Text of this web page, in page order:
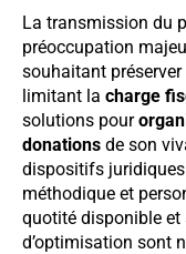
La transmission du
préoccupation
souhaitant
limitant la charge
solutions pour
donations de son
dispositifs
méthodique et
quotité disponible
d’optimisation sont